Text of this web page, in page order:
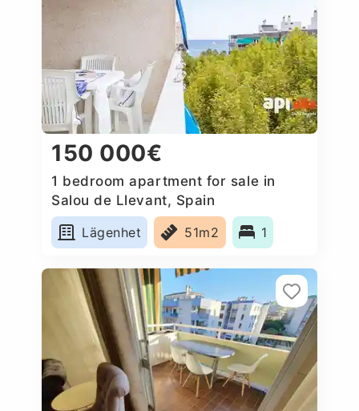
150 000€
1 bedroom apartment for sale in
Salou de Llevant, Spain
Lägenhet
51m2 1